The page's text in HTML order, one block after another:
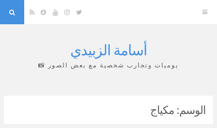
Twitter
Instagram
YouTube
Snapchat
RSS
أسامة الزبيدي
يوميات وتجارب شخصية مع بعض الصور 📸
الوسم: مكياج